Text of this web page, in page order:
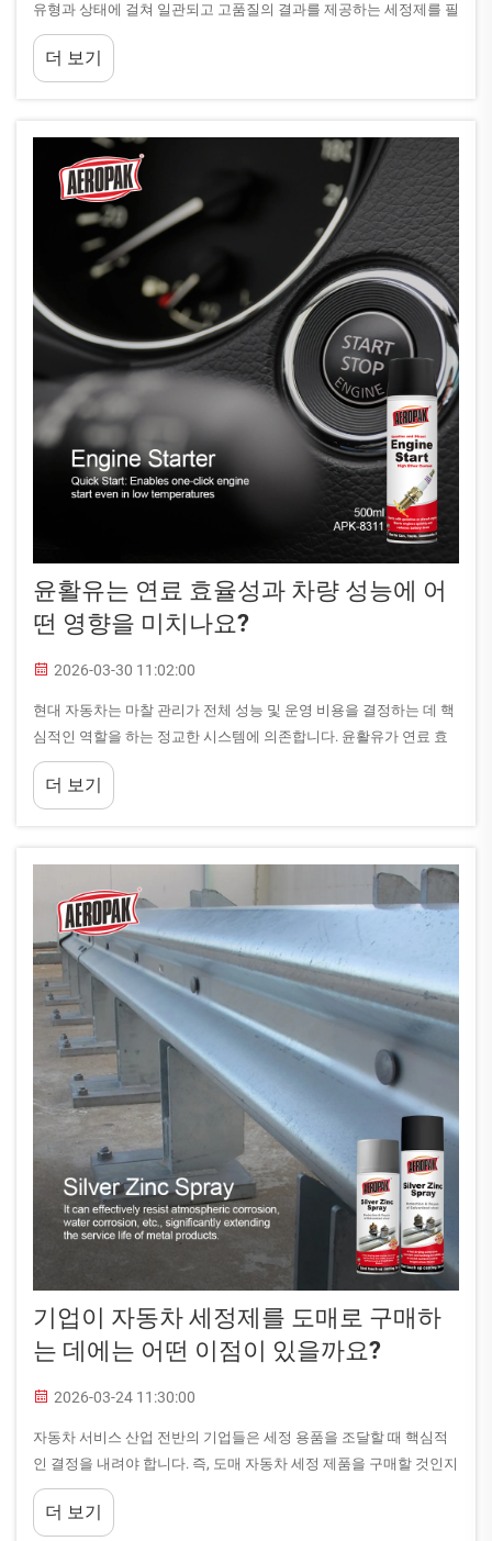
유형과 상태에 걸쳐 일관되고 고품질의 결과를 제공하는 세정제를 필
요로 합니다. 소비자용 제품과 전문용 도매 제품 간의 차이점은...
더 보기
윤활유는 연료 효율성과 차량 성능에 어
떤 영향을 미치나요?
2026-03-30 11:02:00
현대 자동차는 마찰 관리가 전체 성능 및 운영 비용을 결정하는 데 핵
심적인 역할을 하는 정교한 시스템에 의존합니다. 윤활유가 연료 효
율성과 차량 성능에 직접적으로 어떤 영향을 미치는지 이해하는 것은
더 보기
기업이 자동차 세정제를 도매로 구매하
는 데에는 어떤 이점이 있을까요?
2026-03-24 11:30:00
자동차 서비스 산업 전반의 기업들은 세정 용품을 조달할 때 핵심적
인 결정을 내려야 합니다. 즉, 도매 자동차 세정 제품을 구매할 것인지
아니면 소매 구매 방식을 고수할 것인지를 선택해야 합니다. 이 선택
은 운영 비용 및 재고 관리에 상당한 영향을 미칩니다...
더 보기